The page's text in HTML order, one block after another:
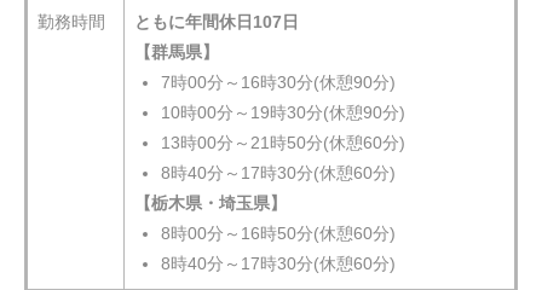
勤務時間
ともに年間休日107日
【群馬県】
7時00分～ 16時30分(休憩90分)
10時00分～ 19時30分(休憩90分)
13時00分～ 21 時50分(休憩60分)
8時40分～17時30分(休憩60分)
【栃木県・埼玉県】
8時00分～ 16時50分(休憩60分)
8時40分～17時30分(休憩60分)